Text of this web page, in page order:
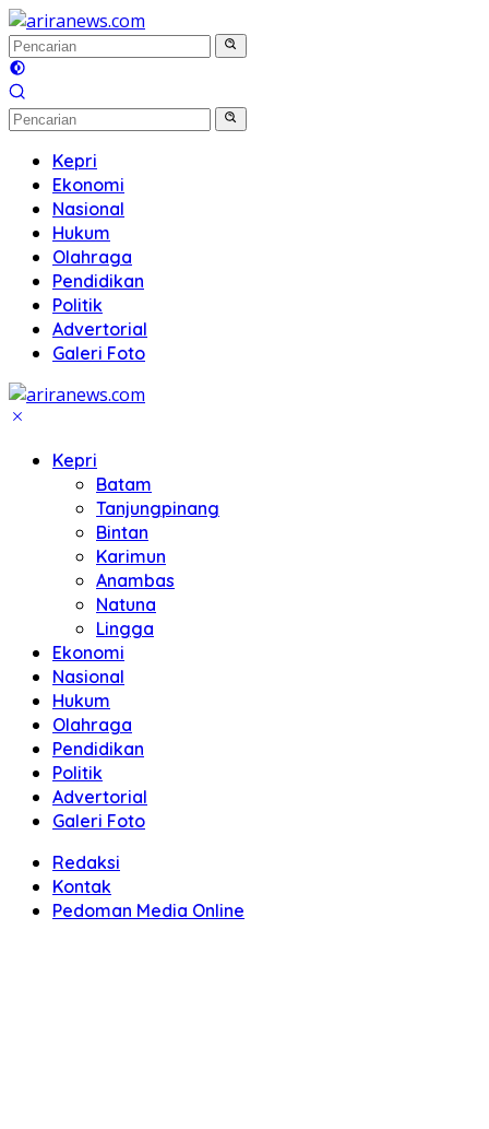
Langsung
ke
konten
Kepri
Ekonomi
Nasional
Hukum
Olahraga
Pendidikan
Politik
Advertorial
Galeri Foto
Kepri
Batam
Tanjungpinang
Bintan
Karimun
Anambas
Natuna
Lingga
Ekonomi
Nasional
Hukum
Olahraga
Pendidikan
Politik
Advertorial
Galeri Foto
Redaksi
Kontak
Pedoman Media Online